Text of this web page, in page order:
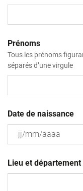
Prénoms
Tous les prénoms
séparés d’une virgule
Date de naissance
slash
MM
Lieu et